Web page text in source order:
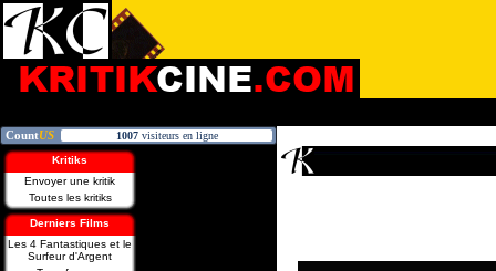
Kritiks
Envoyer une kritik
Toutes les kritiks
Derniers Films
Les 4 Fantastiques et le
Surfeur d'Argent